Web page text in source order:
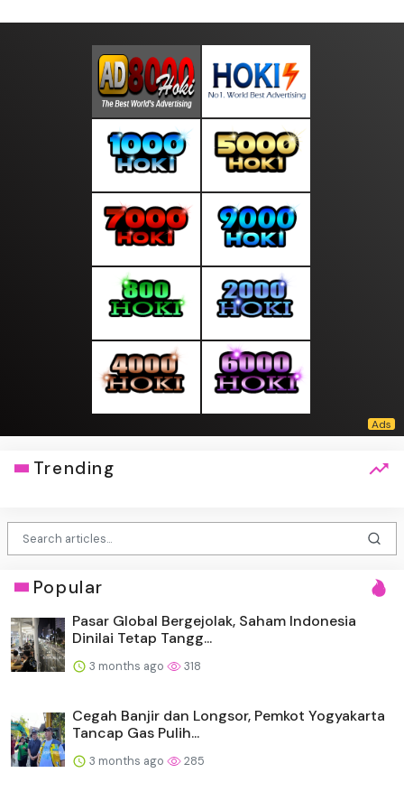
Trending
Popular
Pasar Global Bergejolak, Saham Indonesia
Dinilai Tetap Tangg...
3 months ago 318
Cegah Banjir dan Longsor, Pemkot Yogyakarta
Tancap Gas Pulih...
3 months ago 285